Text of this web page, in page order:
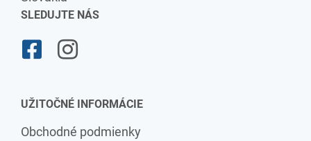
SLEDUJTE NÁS
UŽITOČNÉ INFORMÁCIE
Obchodné podmienky